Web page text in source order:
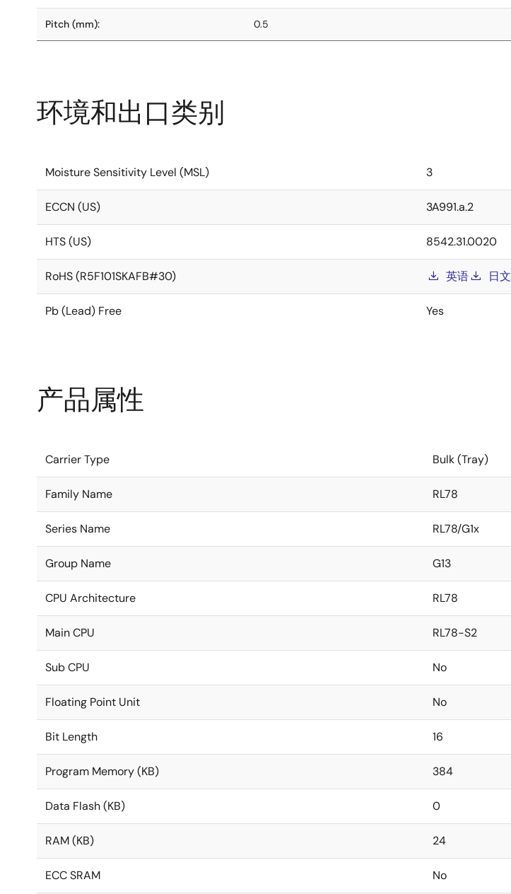
Pitch (mm): 0.5
环境和出口类别
Moisture Sensitivity Level (MSL) 3
ECCN (US) 3A991.a.2
HTS (US) 8542.31.0020
RoHS (R5F101SKAFB#30) 英语 日文
Pb (Lead) Free Yes
产品属性
Carrier Type Bulk (Tray)
Family Name RL78
Series Name RL78/G1x
Group Name G13
CPU Architecture RL78
Main CPU RL78-S2
Sub CPU No
Floating Point Unit No
Bit Length 16
Program Memory (KB) 384
Data Flash (KB) 0
RAM (KB) 24
ECC SRAM No